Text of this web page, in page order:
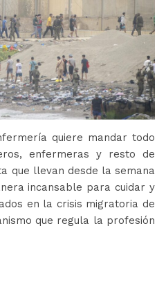
quiere mandar todo
enfermeras y resto de
que llevan desde la semana
incansable para cuidar y
en la crisis migratoria de
que regula la profesión